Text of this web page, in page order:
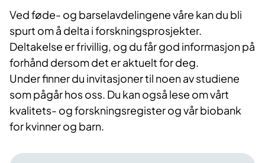
Ved føde- og barselavdelingene våre kan du bli
spurt om å delta i forskningsprosjekter.
Deltakelse er frivillig, og du får god informasjon på
forhånd dersom det er aktuelt for deg.
Under finner du invitasjoner til noen av studiene
som pågår hos oss. Du kan også lese om vårt
kvalitets- og forskningsregister og vår biobank
for kvinner og barn.